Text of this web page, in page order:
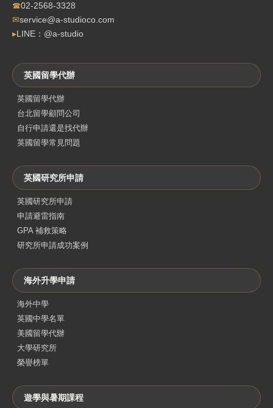
☎02-2568-3328
✉service@a-studioco.com
▸LINE：@a-studio
英國留學代辦
英國留學代辦
台北留學顧問公司
自行申請還是找代辦
英國留學常見問題
英國研究所申請
英國研究所申請
申請避雷指南
GPA 補救策略
研究所申請成功案例
海外升學申請
海外中學
英國中學名單
美國留學代辦
大學研究所
榮譽榜單
遊學與暑期課程